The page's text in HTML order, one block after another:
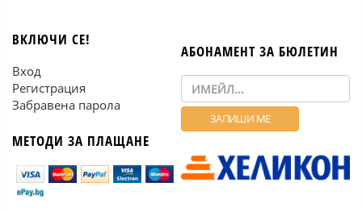
ВКЛЮЧИ СЕ!
Вход
Регистрация
Забравена парола
МЕТОДИ ЗА ПЛАЩАНЕ
АБОНАМЕНТ ЗА БЮЛЕТИН